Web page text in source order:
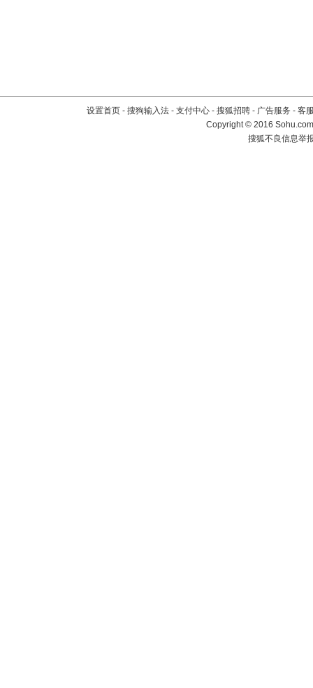
设置首页 - 搜狗输入法 - 支付中心 - 搜狐招聘 - 广告服务 - 客
Copyright©2016
搜狐不良信息举